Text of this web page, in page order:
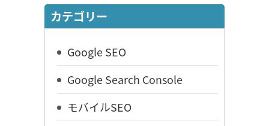
カテゴリー
Google SEO
Google Search Console
モバイルSEO